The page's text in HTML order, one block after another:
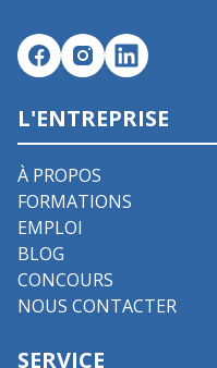
L'ENTREPRISE
À PROPOS
FORMATIONS
EMPLOI
BLOG
CONCOURS
NOUS CONTACTER
SERVICE